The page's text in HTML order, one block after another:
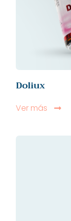
Doliux
Ver más